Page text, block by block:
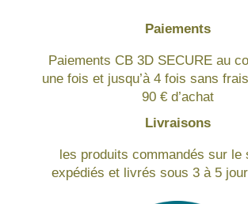
Paiements
Paiements CB 3D SECURE au
une fois et jusqu’à 4 fois sans
90 € d’achat
Livraisons
les produits commandés sur le
expédiés et livrés sous 3 à 5